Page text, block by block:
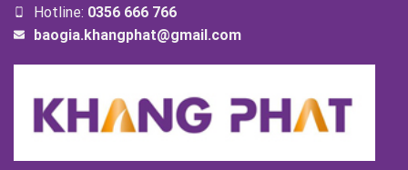
Hotline: 0356 666 766
baogia.khangphat@gmail.com